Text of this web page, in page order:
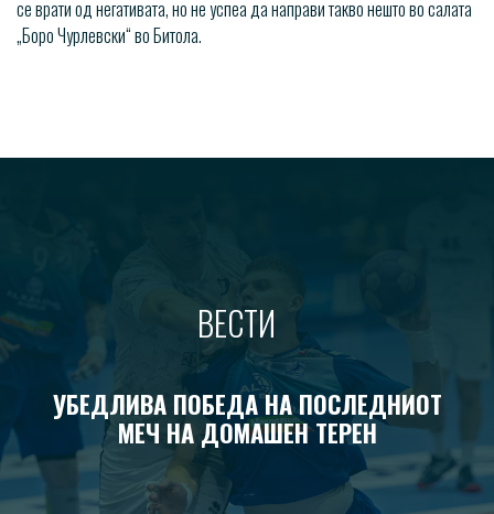
се врати од негативата, но не успеа да направи такво нешто во салата
„Боро Чурлевски“ во Битола.
ВЕСТИ
УБЕДЛИВА ПОБЕДА НА ПОСЛЕДНИОТ
МЕЧ НА ДОМАШЕН ТЕРЕН